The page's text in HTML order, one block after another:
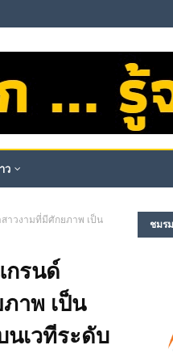
ว
าวงามที่มีศักยภาพ เป็น
กรนด์
าพ เป็น
เวทีระดับ
ชมร